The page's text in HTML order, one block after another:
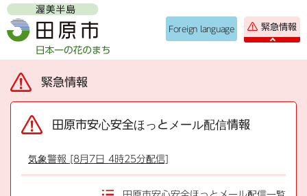
Foreign language 緊急情報
緊急情報
田原市安心安全ほっとメール配信情報
気象警報 [8月7日 4時25分配信]